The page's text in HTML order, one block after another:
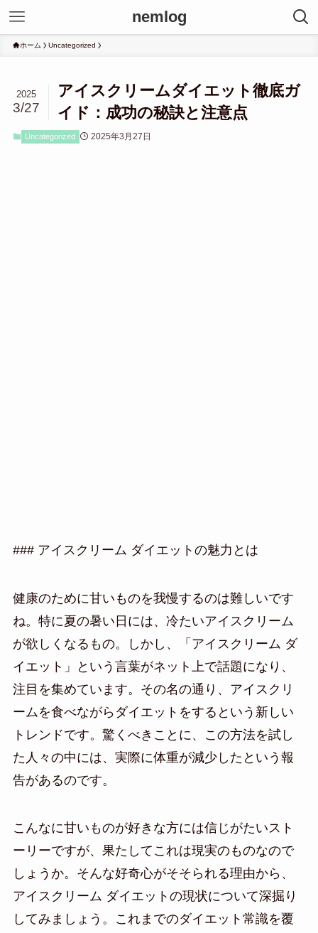
nemlog
ホーム Uncategorized
アイスクリームダイエット徹底ガ
イド：成功の秘訣と注意点
2025
3/27
Uncategorized 2025年3月27日
### アイスクリーム ダイエットの魅力とは
健康のために甘いものを我慢するのは難しいです
ね。特に夏の暑い日には、冷たいアイスクリーム
が欲しくなるもの。しかし、「アイスクリーム ダ
イエット」という言葉がネット上で話題になり、
注目を集めています。その名の通り、アイスクリ
ームを食べながらダイエットをするという新しい
トレンドです。驚くべきことに、この方法を試し
た人々の中には、実際に体重が減少したという報
告があるのです。
こんなに甘いものが好きな方には信じがたいスト
ーリーですが、果たしてこれは現実のものなので
しょうか。そんな好奇心がそそられる理由から、
アイスクリーム ダイエットの現状について深掘り
してみましょう。これまでのダイエット常識を覆